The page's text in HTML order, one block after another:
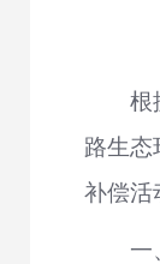
根
路生态
补偿活
一